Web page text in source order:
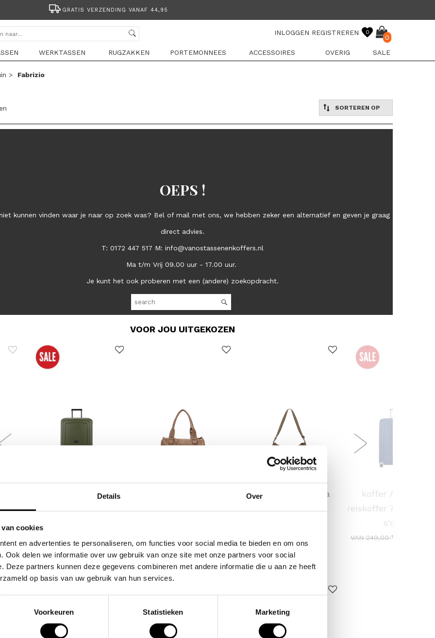
Details Over
cookies
en advertenties te personaliseren, om functies voor social media te bieden en om ons
Ook delen we informatie over uw gebruik van onze site met onze partners voor social
Deze partners kunnen deze gegevens combineren met andere informatie die u aan ze heeft
op basis van uw gebruik van hun services.
Voorkeuren Statistieken Marketing
GRATIS VERZENDING VANAF 44,95
INLOGGEN REGISTREREN 0
0
WERKTASSEN RUGZAKKEN PORTEMONNEES ACCESSOIRES OVERIG SALE
> Fabrizio
SORTEREN OP
OEPS !
kunnen vinden waar je naar op zoek was? Bel of mail met ons, we hebben zeker een alternatief en geven je graag
direct advies.
T: 0172 447 517 M: info@vanostassenenkoffers.nl
Ma t/m Vrij 09.00 uur - 17.00 uur.
Je kunt het ook proberen met een (andere) zoekopdracht.
VOOR JOU UITGEKOZEN
koffer / trolley /
reiskoffer 75 cm (large)
crossbodytas skara
koffer / trolley /
reiskoffer 75 cm
s'cure
VAN 249,00VOOR
POPULAIRE EN BEST VERKOCHT